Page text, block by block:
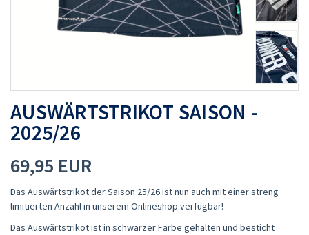
AUSWÄRTSTRIKOT SAISON -
2025/26
69,95 EUR
Das Auswärtstrikot der Saison 25/26 ist nun auch mit einer streng
limitierten Anzahl in unserem Onlineshop verfügbar!
Das Auswärtstrikot ist in schwarzer Farbe gehalten und besticht